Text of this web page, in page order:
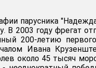
парусника
В 2003 году фрегат
200-летию
Ивана
около 45 тысяч